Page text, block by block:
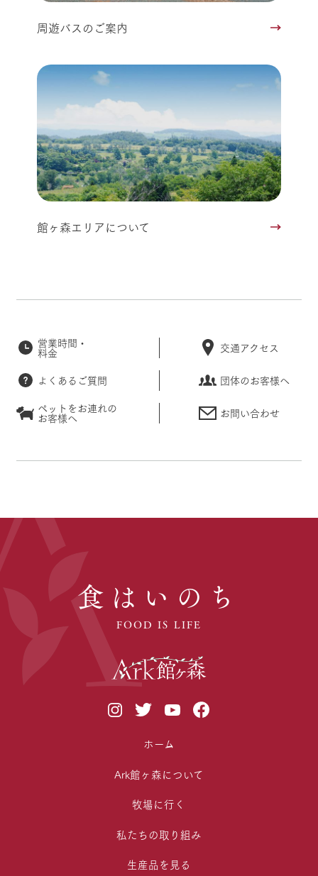
周遊バスのご案内
館ヶ森エリアについて
営業時間・
料金 交通アクセス
よくあるご質問
団体のお客様へ
ペットをお連れの
お客様へ お問い合わせ
食はいのち
FOOD IS LIFE
ホーム
Ark館ヶ森について
牧場に行く
私たちの取り組み
生産品を見る